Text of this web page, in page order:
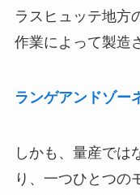
ラスヒュッテ地方
作業によって製造
ランゲアンドゾー
しかも、量産では
り、一つひとつの